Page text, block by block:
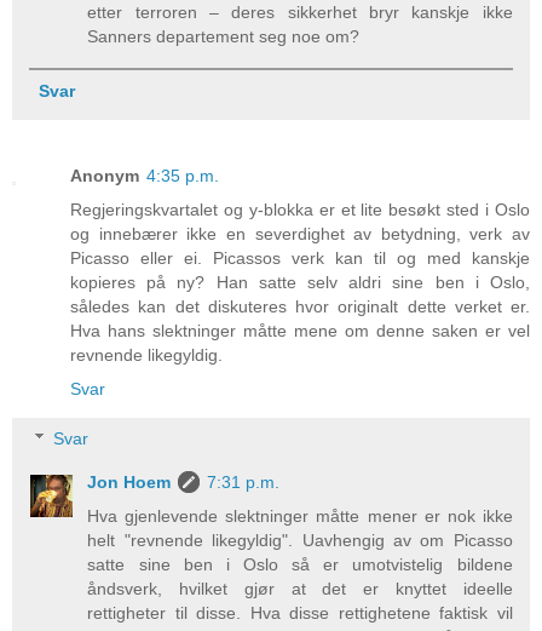
etter terroren – deres sikkerhet bryr kanskje ikke
Sanners departement seg noe om?
Svar
Anonym 4:35 p.m.
Regjeringskvartalet og y-blokka er et lite besøkt sted i Oslo
og innebærer ikke en severdighet av betydning, verk av
Picasso eller ei. Picassos verk kan til og med kanskje
kopieres på ny? Han satte selv aldri sine ben i Oslo,
således kan det diskuteres hvor originalt dette verket er.
Hva hans slektninger måtte mene om denne saken er vel
revnende likegyldig.
Svar
Svar
Jon Hoem
7:31 p.m.
Hva gjenlevende slektninger måtte mener er nok ikke
helt "revnende likegyldig". Uavhengig av om Picasso
satte sine ben i Oslo så er umotvistelig bildene
åndsverk, hvilket gjør at det er knyttet ideelle
rettigheter til disse. Hva disse rettighetene faktisk vil